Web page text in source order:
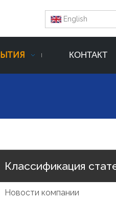
English
КОНТАКТ
Классификация
Новости компании